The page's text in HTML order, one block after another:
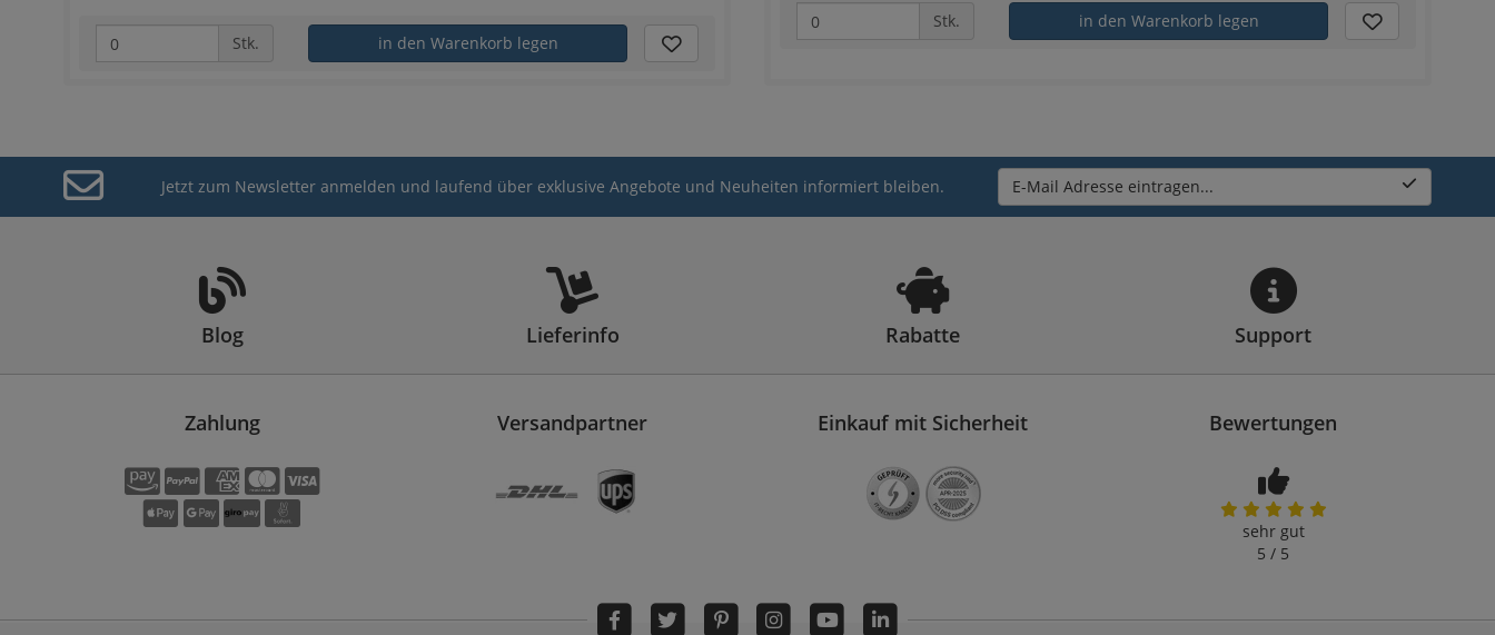
Stk. in den Warenkorb legen
Stk. in den Warenkorb legen
Jetzt zum Newsletter anmelden und laufend über exklusive Angebote und Neuheiten informiert bleiben. E-Mail Adresse eintragen...
Blog Lieferinfo Rabatte Support
Zahlung Versandpartner Einkauf mit Sicherheit Bewertungen
sehr gut
5 / 5